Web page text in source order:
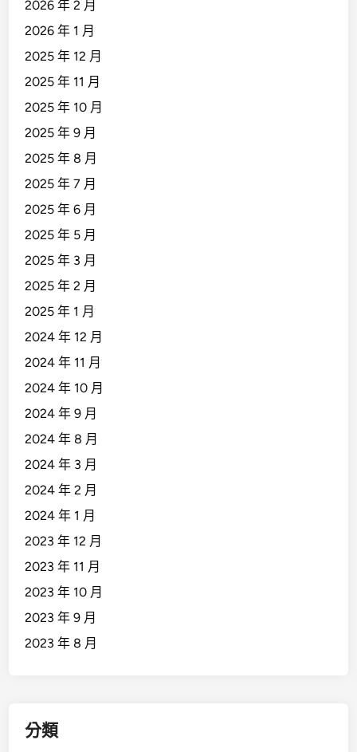
2026 年 2 月
2026 年 1 月
2025 年 12 月
2025 年 11 月
2025 年 10 月
2025 年 9 月
2025 年 8 月
2025 年 7 月
2025 年 6 月
2025 年 5 月
2025 年 3 月
2025 年 2 月
2025 年 1 月
2024 年 12 月
2024 年 11 月
2024 年 10 月
2024 年 9 月
2024 年 8 月
2024 年 3 月
2024 年 2 月
2024 年 1 月
2023 年 12 月
2023 年 11 月
2023 年 10 月
2023 年 9 月
2023 年 8 月
分類